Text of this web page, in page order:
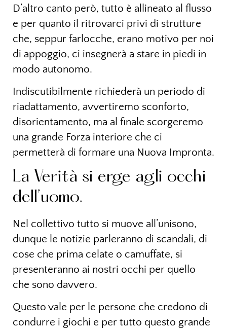
D’altro canto però, tutto è allineato al flusso
e per quanto il ritrovarci privi di strutture
che, seppur farlocche, erano motivo per noi
di appoggio, ci insegnerà a stare in piedi in
modo autonomo.
Indiscutibilmente richiederà un periodo di
riadattamento, avvertiremo sconforto,
disorientamento, ma al finale scorgeremo
una grande Forza interiore che ci
permetterà di formare una Nuova Impronta.
La Verità si erge agli occhi
dell’uomo.
Nel collettivo tutto si muove all’unisono,
dunque le notizie parleranno di scandali, di
cose che prima celate o camuffate, si
presenteranno ai nostri occhi per quello
che sono davvero.
Questo vale per le persone che credono di
condurre i giochi e per tutto questo grande